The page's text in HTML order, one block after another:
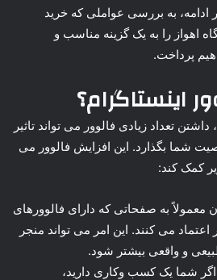
به بررسی عواملی که خرید
اهواز را به یک گزینه مناسب و
پرداخت.
اینستاگرام؟
داشتن تعداد زیادی فالوور می تواند تاثیر
شما بگذارد. این افزایش فالوور می
کمک کند:
معمولاً به صفحاتی که دارای فالوورهای
می کنند. این امر می تواند منجر
و واقعی بیشتر شود.
شما یک کسب وکاری دارید،